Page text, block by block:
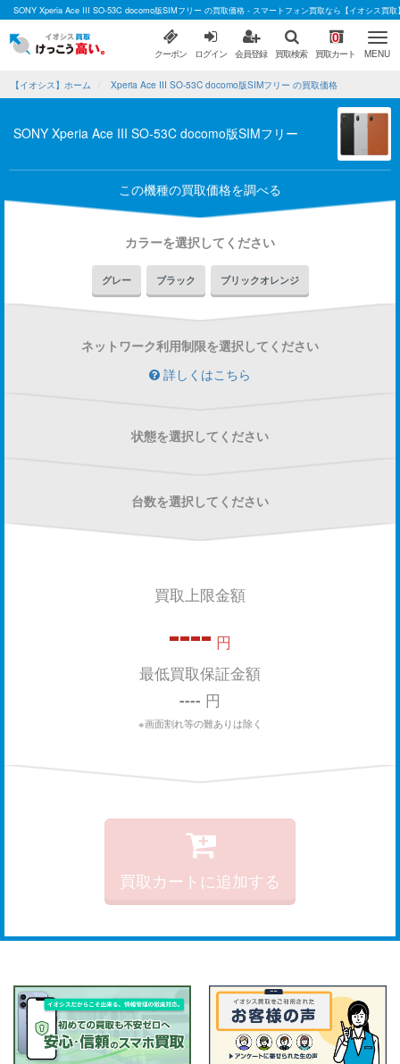
SONY Xperia Ace III SO-53C docomo版SIMフリー の買取価格 - スマートフォン買取なら【イオシス買取
クーポン ログイン 会員登録 買取検索
0
買取カート MENU
【イオシス】ホーム Xperia Ace III SO-53C docomo版SIMフリー の買取価格
SONY Xperia Ace III SO-53C docomo版SIMフリー
この機種の買取価格を調べる
カラーを選択してください
グレー ブラック ブリックオレンジ
ネットワーク利用制限を選択してください
詳しくはこちら
状態を選択してください
台数を選択してください
買取上限金額
---- 円
最低買取保証金額
---- 円
※画面割れ等の難ありは除く
買取カートに追加する